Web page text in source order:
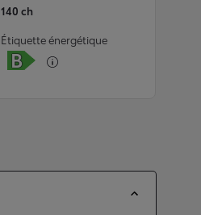
140 ch
Étiquette énergétique